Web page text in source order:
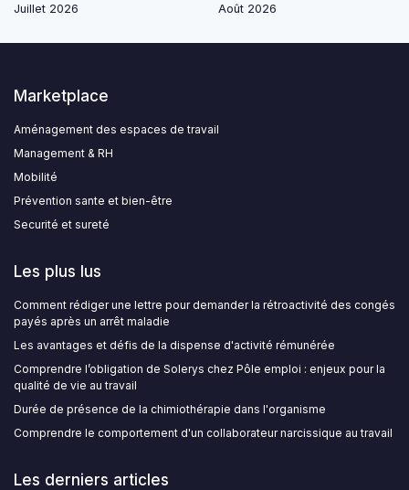
Juillet 2026
Août 2026
Marketplace
Aménagement des espaces de travail
Management & RH
Mobilité
Prévention sante et bien-être
Securité et sureté
Les plus lus
Comment rédiger une lettre pour demander la rétroactivité des congés
payés après un arrêt maladie
Les avantages et défis de la dispense d'activité rémunérée
Comprendre l’obligation de Solerys chez Pôle emploi : enjeux pour la
qualité de vie au travail
Durée de présence de la chimiothérapie dans l'organisme
Comprendre le comportement d'un collaborateur narcissique au travail
Les derniers articles